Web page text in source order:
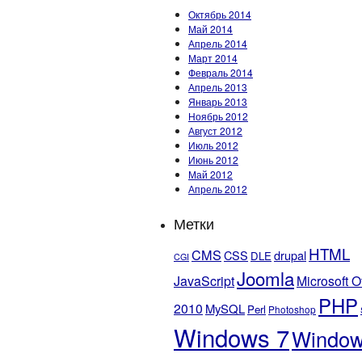
Октябрь 2014
Май 2014
Апрель 2014
Март 2014
Февраль 2014
Апрель 2013
Январь 2013
Ноябрь 2012
Август 2012
Июль 2012
Июнь 2012
Май 2012
Апрель 2012
Метки
CGI CMSCSS DLE drupalHTML
JavaScriptJoomlaMicrosoft
2010 MySQL Perl Photoshop PHP
Windows 7